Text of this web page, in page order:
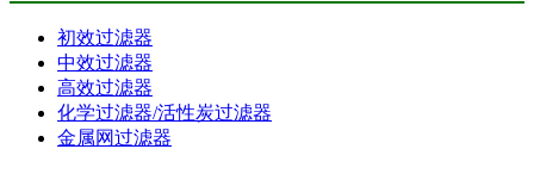
初效过滤器
中效过滤器
高效过滤器
化学过滤器/活性炭过滤器
金属网过滤器